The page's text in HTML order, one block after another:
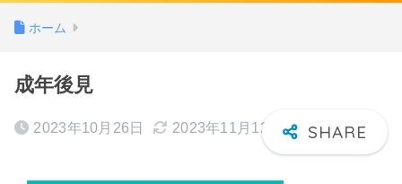
ホーム
成年後見
2023年10月26日 2023年11月12日